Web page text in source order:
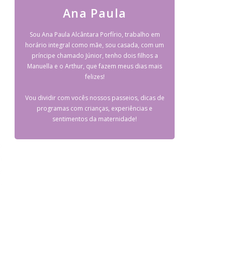
Ana Paula
Sou Ana Paula Alcântara Porfírio, trabalho em
horário integral como mãe, sou casada, com um
príncipe chamado Júnior, tenho dois filhos a
Manuella e o Arthur, que fazem meus dias mais
felizes!
Vou dividir com vocês nossos passeios, dicas de
programas com crianças, experiências e
sentimentos da maternidade!